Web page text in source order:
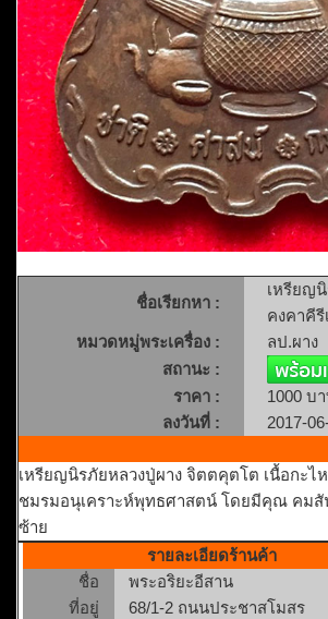
ชื่อเรียกหา :
เหรียญ
คงคาคี
หมวดหมู่พระเครื่อง :
ลป.ผาง
สถานะ :
ราคา :
1000 บ
ลงวันที่ :
2017-
เหรียญนิรภัยหลวงปู่ผาง จิตตคุตโต เนื้อกะไ
ชมรมอนุเคราะห์พุทธศาสตน์ โดยมีคุณ คมสั
ซ้าย
รายละเอียดร้านค้า
ชื่อ
พระอริยะอีสาน
ที่อยู่
68/1-2 ถนนประชาสโมสร